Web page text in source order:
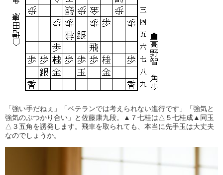
「強い手だねぇ」「ベテランでは考えられない進行です」「強気と
強気のぶつかり合い」と佐藤康九段。▲７七桂は△５七桂成▲同玉
△３五角を誘発します。飛車を取られても、本当に先手玉は大丈夫
なのでしょうか。